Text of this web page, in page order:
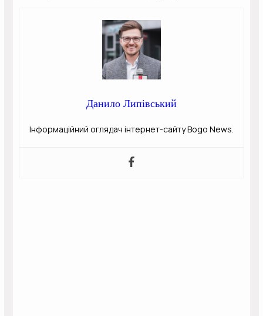
Данило Липівський
Інформаційний оглядач інтернет-сайту Bogo News.